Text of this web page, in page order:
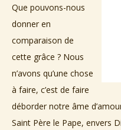
Que pouvons-nous
donner en
comparaison de
cette grâce ? Nous
n’avons qu’une chose
à faire, c’est de faire
déborder notre âme
Saint Père le Pape, envers